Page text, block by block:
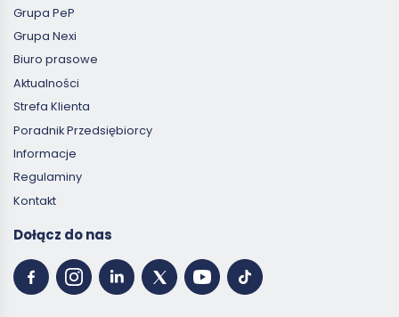
Grupa PeP
Grupa Nexi
Biuro prasowe
Aktualności
Strefa Klienta
Poradnik Przedsiębiorcy
Informacje
Regulaminy
Kontakt
Dołącz do nas